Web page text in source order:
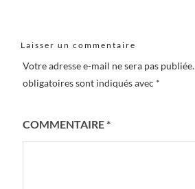
Laisser un commentaire
Votre adresse e-mail ne sera pas publiée.
obligatoires sont indiqués avec *
COMMENTAIRE*